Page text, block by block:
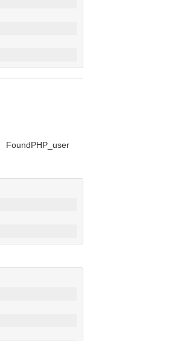
FoundPHP_user